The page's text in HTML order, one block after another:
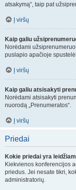
atsakymą“, taip pat
Į viršų
Kaip galiu
Norėdami
puslapio apačioje
Į viršų
Kaip galiu atsisakyti
Norėdami atsisakyti
nuorodą „Prenumeratos“.
Į viršų
Priedai
Kokie priedai yra
Kiekvienos konferencijos
priedus. Jei nesate tikri,
administratorių.